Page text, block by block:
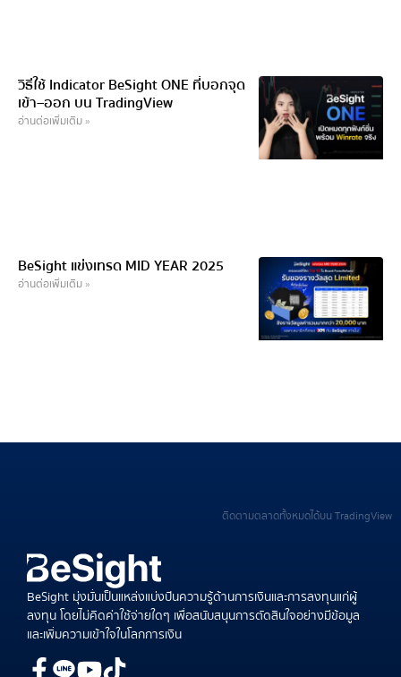
วิธีใช้ Indicator BeSight ONE ที่บอกจุด
เข้า–ออก บน TradingView
อ่านต่อเพิ่มเติม »
BeSight แข่งเทรด MID YEAR 2025
อ่านต่อเพิ่มเติม »
ติดตามตลาดทั้งหมดได้บน TradingView
BeSight มุ่งมั่นเป็นแหล่งแบ่งปันความรู้ด้านการเงินและการลงทุนแก่ผู้
ลงทุน โดยไม่คิดค่าใช้จ่ายใดๆ เพื่อสนับสนุนการตัดสินใจอย่างมีข้อมูล
และเพิ่มความเข้าใจในโลกการเงิน